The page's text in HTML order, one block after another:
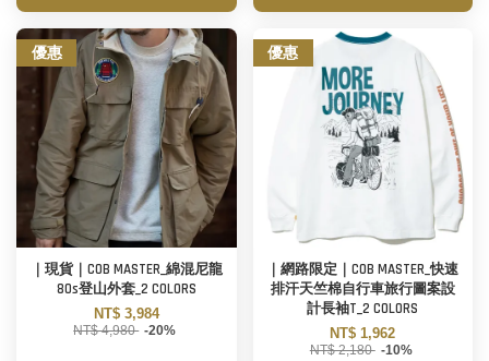
優惠
｜現貨｜COB MASTER_綿混尼龍
80s登山外套_2 COLORS
NT$ 3,984
NT$ 4,980 -20%
優惠
｜網路限定｜COB MASTER_快速
排汗天竺棉自行車旅行圖案設
計長袖T_2 COLORS
NT$ 1,962
NT$ 2,180 -10%